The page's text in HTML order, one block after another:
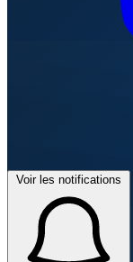
Voir les notifications